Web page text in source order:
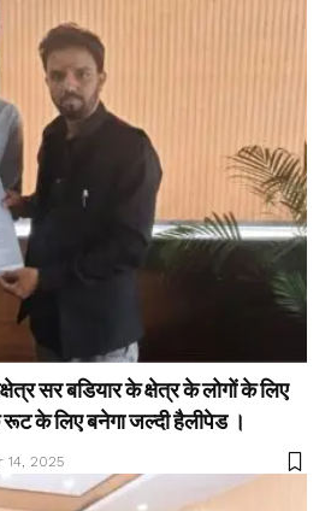
सर बडियार के क्षेत्र के लोगों के लिए
के लिए बनेगा जल्दी हैलीपेड ।
14, 2025